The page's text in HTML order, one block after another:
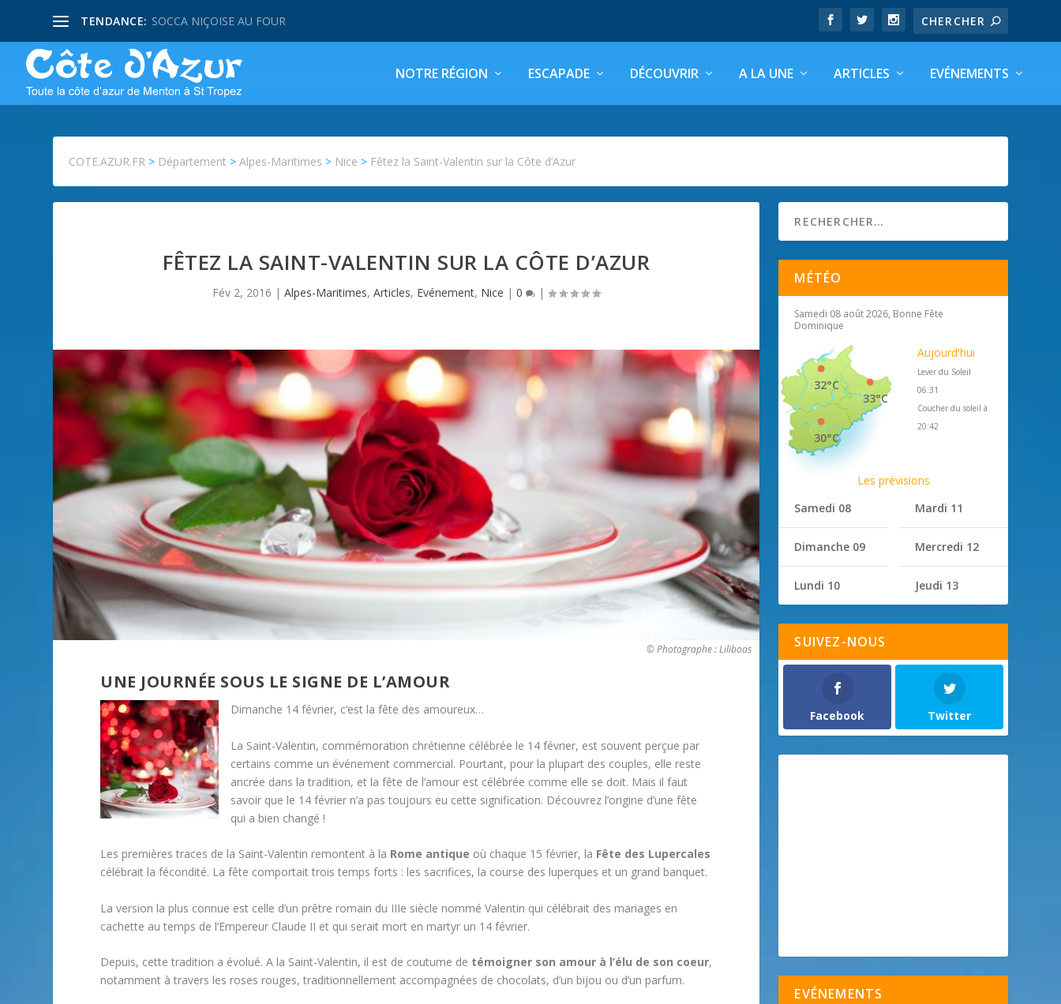
TENDANCE: SOCCA NIÇOISE AU FOUR
NOTRE RÉGION ESCAPADE DÉCOUVRIR A LA UNE ARTICLES EVÉNEMENTS
COTE.AZUR.FR > Département >Alpes-Maritimes > Nice > Fêtez la Saint-Valentin sur la Côte d’Azur
FÊTEZ LA SAINT-VALENTIN SUR LA CÔTE D’AZUR
Fév 2, 2016 |Alpes-Maritimes,Articles, Evénement, Nice |0 |
© Photographe : Liliboas
UNE JOURNÉE SOUS LE SIGNE DE L’AMOUR
Dimanche 14 février, c’est la fête des amoureux…
La Saint-Valentin, commémoration chrétienne célébrée le 14 février, est souvent perçue par
certains comme un événement commercial. Pourtant, pour la plupart des couples, elle reste
ancrée dans la tradition, et la fête de l’amour est célébrée comme elle se doit. Mais il faut
savoir que le 14 février n’a pas toujours eu cette signification. Découvrez l’origine d’une fête
qui a bien changé !
Les premières traces de la Saint-Valentin remontent à la Rome antique où chaque 15 février, la Fête des Lupercales
célébrait la fécondité. La fête comportait trois temps forts : les sacrifices, la course des luperques et un grand banquet.
La version la plus connue est celle d’un prêtre romain du IIIe siècle nommé Valentin qui célébrait des mariages en
cachette au temps de l’Empereur Claude II et qui serait mort en martyr un 14 février.
Depuis, cette tradition a évolué. A la Saint-Valentin, il est de coutume de témoigner son amour à l’élu de son coeur,
notamment à travers les roses rouges, traditionnellement accompagnées de chocolats, d’un bijou ou d’un parfum.
MÉTÉO
Samedi 08 août 2026, Bonne Fête
Dominique
33°C
32°C
30°C
Aujourd'hui
Lever du Soleil
06:31
Coucher du soleil à
20:42
Les prévisions
Samedi 08
Dimanche 09
Lundi 10
Mardi 11
Mercredi 12
Jeudi 13
SUIVEZ-NOUS
Facebook Twitter
EVÉNEMENTS